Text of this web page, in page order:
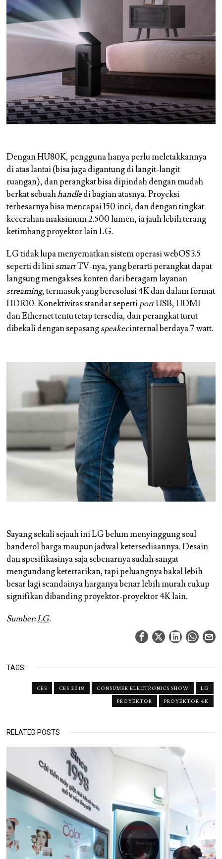
Dengan HU80K, pengguna hanya perlu meletakkannya
di atas lantai (bisa juga digantung di langit-langit
ruangan), dan perangkat bisa dipindah dengan mudah
berkat sebuahhandledi bagian atasnya. Proyeksi
terbesarnya bisa mencapai 150 inci, dan dengan tingkat
kecerahan maksimum 2.500 lumen, ia jauh lebih terang
ketimbang proyektor lain LG.
LG tidak lupa menyematkan sistem operasi webOS 3.5
seperti di linismartTV-nya, yang berarti perangkat dapat
langsung mengakses konten dari beragam layanan
streaming, termasuk yang beresolusi 4K dan dalam format
HDR10. Konektivitas standar sepertiportUSB, HDMI
dan Ethernet tentu tetap tersedia, dan perangkat turut
dibekali dengan sepasangspeakerinternal berdaya 7 watt.
Sayang sekali sejauh ini LG belum menyinggung soal
banderol harga maupun jadwal ketersediaannya. Desain
dan spesifikasinya saja sebenarnya sudah sangat
mengundang ketertarikan, tapi peluangnya bakal lebih
besar lagi seandainya harganya benar lebih murah cukup
signifikan dibanding proyektor-proyektor 4K lain.
Sumber:LG.
TAGS:
CES CES 2018 CONSUMER ELECTRONICS SHOW
LG
PROYEKTOR
PROYEKTOR 4K
RELATED POSTS